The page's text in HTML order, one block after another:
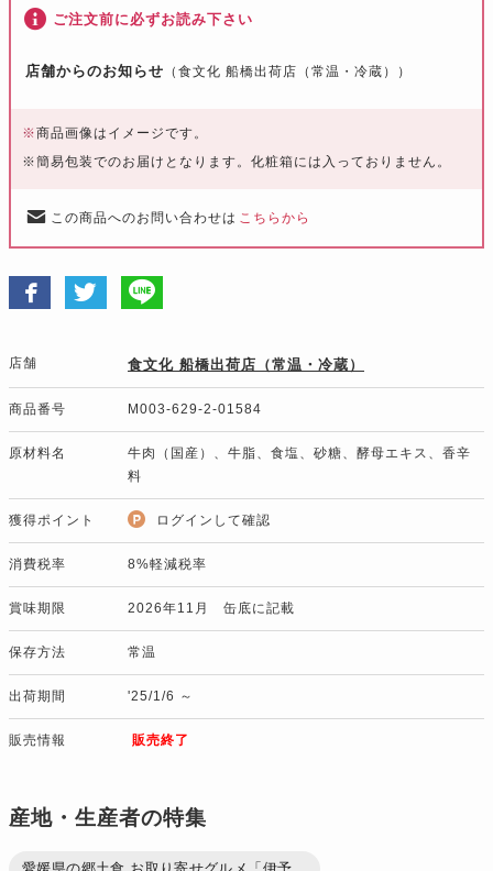
ご注文前に必ずお読み下さい
店舗からのお知らせ （食文化 船橋出荷店（常温・冷蔵））
※商品画像はイメージです。
※簡易包装でのお届けとなります。化粧箱には入っておりません。
この商品へのお問い合わせは こちらから
店舗 食文化 船橋出荷店（常温・冷蔵）
商品番号 M003-629-2-01584
原材料名
牛肉（国産）、牛脂、食塩、砂糖、酵母エキス、香辛
料
獲得ポイント ログインして確認
消費税率 8%軽減税率
賞味期限 2026年11月 缶底に記載
保存方法 常温
出荷期間 '25/1/6 ～
販売情報 販売終了
産地・生産者の特集